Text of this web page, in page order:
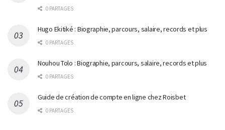
0 PARTAGES
Hugo Ekitiké : Biographie, parcours, salaire, records et plus
0 PARTAGES
Nouhou Tolo : Biographie, parcours, salaire, records et plus
0 PARTAGES
Guide de création de compte en ligne chez Roisbet
0 PARTAGES